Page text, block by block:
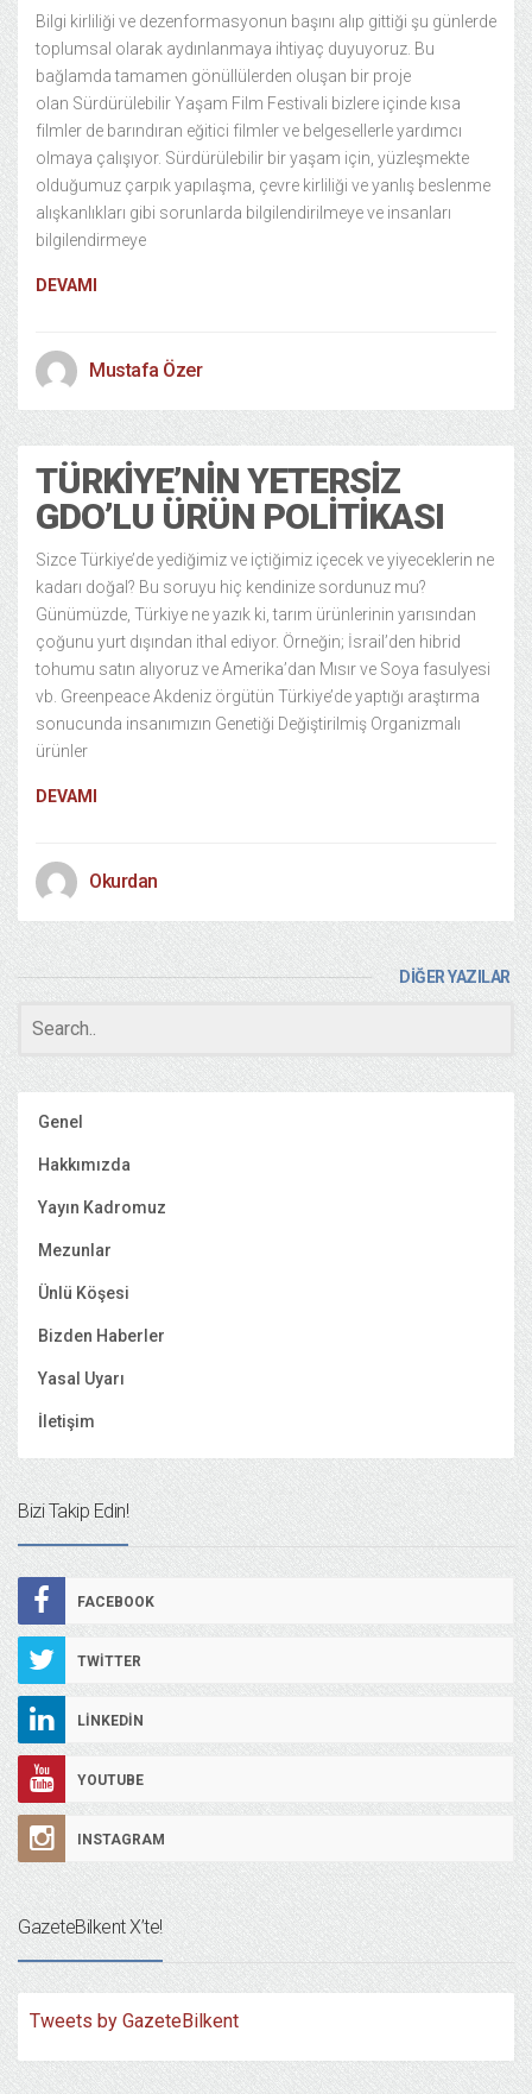
Bilgi kirliliği ve dezenformasyonun başını alıp gittiği şu günlerde
toplumsal olarak aydınlanmaya ihtiyaç duyuyoruz. Bu
bağlamda tamamen gönüllülerden oluşan bir proje
olan Sürdürülebilir Yaşam Film Festivali bizlere içinde kısa
filmler de barındıran eğitici filmler ve belgesellerle yardımcı
olmaya çalışıyor. Sürdürülebilir bir yaşam için, yüzleşmekte
olduğumuz çarpık yapılaşma, çevre kirliliği ve yanlış beslenme
alışkanlıkları gibi sorunlarda bilgilendirilmeye ve insanları
bilgilendirmeye
DEVAMI
Mustafa Özer
TÜRKIYE’NIN YETERSIZ
GDO’LU ÜRÜN POLITIKASI
Sizce Türkiye’de yediğimiz ve içtiğimiz içecek ve yiyeceklerin ne
kadarı doğal? Bu soruyu hiç kendinize sordunuz mu?
Günümüzde, Türkiye ne yazık ki, tarım ürünlerinin yarısından
çoğunu yurt dışından ithal ediyor. Örneğin; İsrail’den hibrid
tohumu satın alıyoruz ve Amerika’dan Mısır ve Soya fasulyesi
vb. Greenpeace Akdeniz örgütün Türkiye’de yaptığı araştırma
sonucunda insanımızın Genetiği Değiştirilmiş Organizmalı
ürünler
DEVAMI
Okurdan
DİĞER YAZILAR
Genel
Hakkımızda
Yayın Kadromuz
Mezunlar
Ünlü Köşesi
Bizden Haberler
Yasal Uyarı
İletişim
Bizi Takip Edin!
FACEBOOK
TWITTER
LINKEDIN
YOUTUBE
INSTAGRAM
GazeteBilkent X’te!
Tweets by GazeteBilkent